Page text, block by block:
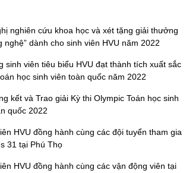
nghiên cứu khoa học và xét tặng giải thưởng
nghệ” dành cho sinh viên HVU năm 2022
sinh viên tiêu biểu HVU đạt thành tích xuất sắc
học sinh viên toàn quốc năm 2022
kết và Trao giải Kỳ thi Olympic Toán học sinh
quốc 2022
HVU đồng hành cùng các đội tuyển tham gia
31 tại Phú Thọ
HVU đồng hành cùng các vận động viên tại